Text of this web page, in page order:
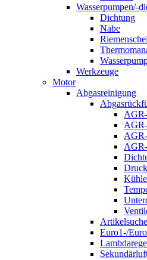
Wasserpumpen/-
Dichtung
Nabe
Werkzeuge
Motor
Abgasreinigung
Euro1-/